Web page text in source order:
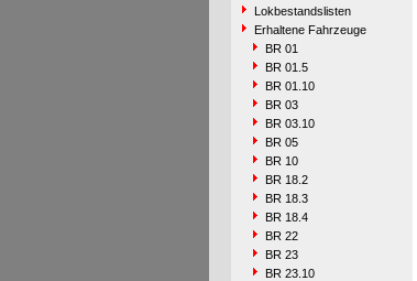
Lokbestandslisten
Erhaltene Fahrzeuge
BR 01
BR 01.5
BR 01.10
BR 03
BR 03.10
BR 05
BR 10
BR 18.2
BR 18.3
BR 18.4
BR 22
BR 23
BR 23.10